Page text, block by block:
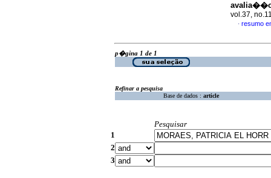
avalia��o
vol.37,
· resumo
p�gina 1 de 1
Refinar a pesquisa
Base de dados : article
Pesquisar
1
2
3